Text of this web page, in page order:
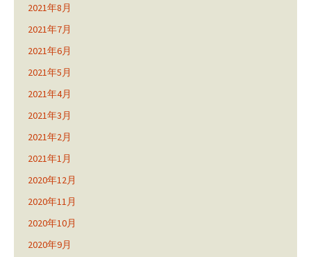
2021年8月
2021年7月
2021年6月
2021年5月
2021年4月
2021年3月
2021年2月
2021年1月
2020年12月
2020年11月
2020年10月
2020年9月